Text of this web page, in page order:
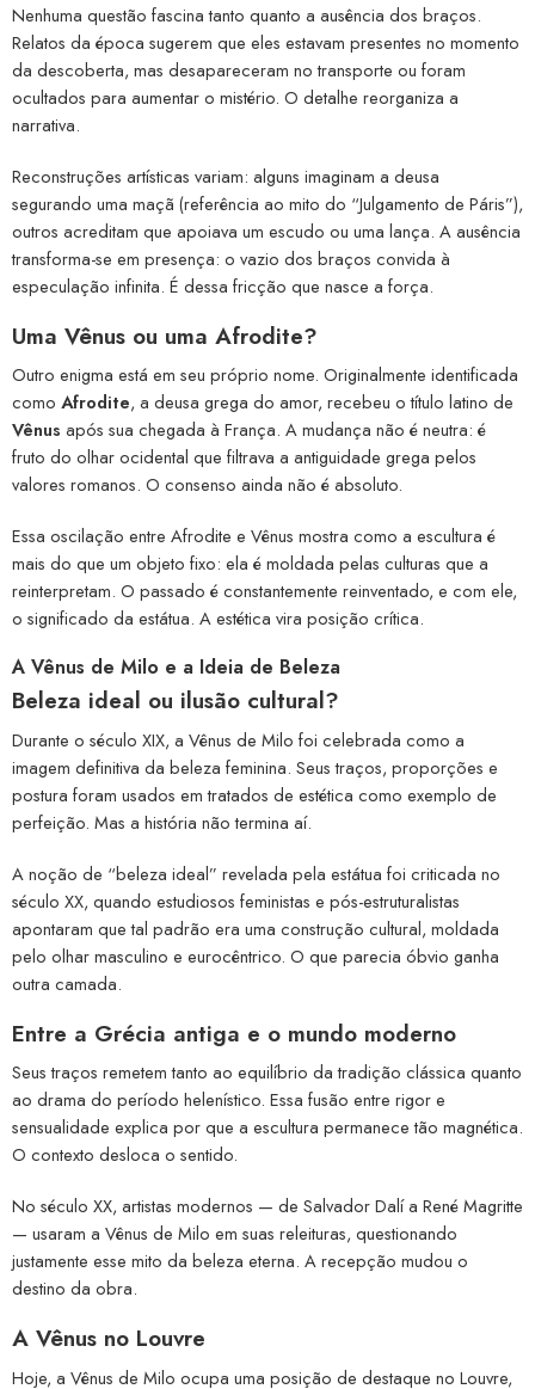
Nenhuma questão fascina tanto quanto a ausência dos braços.
Relatos da época sugerem que eles estavam presentes no momento
da descoberta, mas desapareceram no transporte ou foram
ocultados para aumentar o mistério. O detalhe reorganiza a
narrativa.
Reconstruções artísticas variam: alguns imaginam a deusa
segurando uma maçã (referência ao mito do “Julgamento de Páris”),
outros acreditam que apoiava um escudo ou uma lança. A ausência
transforma-se em presença: o vazio dos braços convida à
especulação infinita. É dessa fricção que nasce a força.
Uma Vênus ou uma Afrodite?
Outro enigma está em seu próprio nome. Originalmente identificada
como Afrodite, a deusa grega do amor, recebeu o título latino de
Vênus após sua chegada à França. A mudança não é neutra: é
fruto do olhar ocidental que filtrava a antiguidade grega pelos
valores romanos. O consenso ainda não é absoluto.
Essa oscilação entre Afrodite e Vênus mostra como a escultura é
mais do que um objeto fixo: ela é moldada pelas culturas que a
reinterpretam. O passado é constantemente reinventado, e com ele,
o significado da estátua. A estética vira posição crítica.
A Vênus de Milo e a Ideia de Beleza
Beleza ideal ou ilusão cultural?
Durante o século XIX, a Vênus de Milo foi celebrada como a
imagem definitiva da beleza feminina. Seus traços, proporções e
postura foram usados em tratados de estética como exemplo de
perfeição. Mas a história não termina aí.
A noção de “beleza ideal” revelada pela estátua foi criticada no
século XX, quando estudiosos feministas e pós-estruturalistas
apontaram que tal padrão era uma construção cultural, moldada
pelo olhar masculino e eurocêntrico. O que parecia óbvio ganha
outra camada.
Entre a Grécia antiga e o mundo moderno
Seus traços remetem tanto ao equilíbrio da tradição clássica quanto
ao drama do período helenístico. Essa fusão entre rigor e
sensualidade explica por que a escultura permanece tão magnética.
O contexto desloca o sentido.
No século XX, artistas modernos — de Salvador Dalí a René Magritte
— usaram a Vênus de Milo em suas releituras, questionando
justamente esse mito da beleza eterna. A recepção mudou o
destino da obra.
A Vênus no Louvre
Hoje, a Vênus de Milo ocupa uma posição de destaque no Louvre,